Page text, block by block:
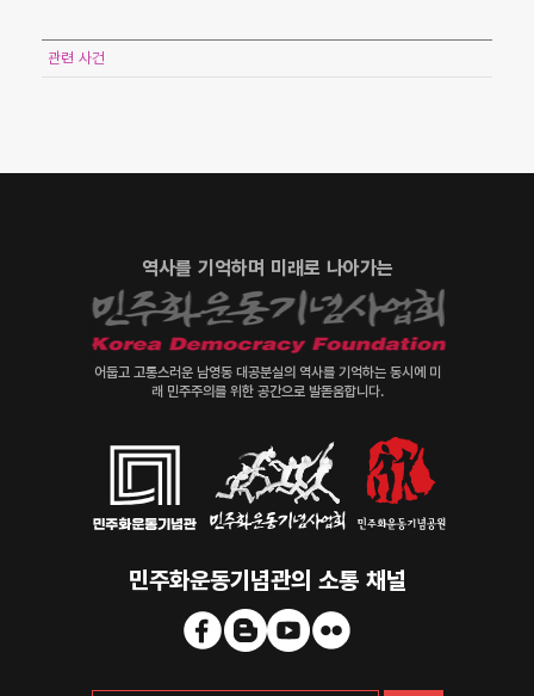
관련 사건
역사를 기억하며 미래로 나아가는
어둡고 고통스러운 남영동 대공분실의 역사를 기억하는 동시에 미
래 민주주의를 위한 공간으로 발돋움합니다.
민주화운동기념관의 소통 채널